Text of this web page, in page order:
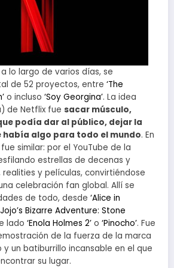
lo largo de varios días, se
de 52 proyectos, entre ‘The
o incluso ‘Soy Georgina’. La idea
de Netflix fue sacar músculo,
podía dar al público, dejar la
había algo para todo el mundo. En
similar: por el YouTube de la
estrellas de decenas y
y películas, convirtiéndose
celebración fan global. Allí se
de todo, desde ‘Alice in
Bizarre Adventure: Stone
lado ‘Enola Holmes 2’ o ‘Pinocho’. Fue
de la fuerza de la marca
y un batiburrillo incansable en el que
su lugar.